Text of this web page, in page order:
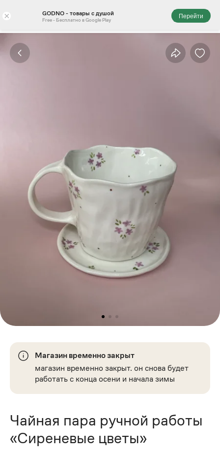
× GODNO - товары с душой
Free - Бесплатно в Google Play
Перейти
Магазин временно закрыт
магазин временно закрыт. он снова будет
работать с конца осени и начала зимы
Чайная пара ручной работы
«Сиреневые цветы»